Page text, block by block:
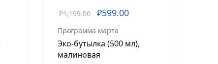
₽1,199.00 ₽599.00
Программа марта
Эко-бутылка (500 мл),
малиновая